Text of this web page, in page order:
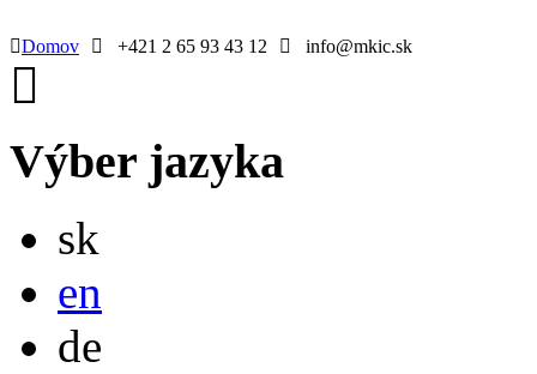
Domov +421 2 65 93 43 12 info@mkic.sk
Výber jazyka
sk
en
de